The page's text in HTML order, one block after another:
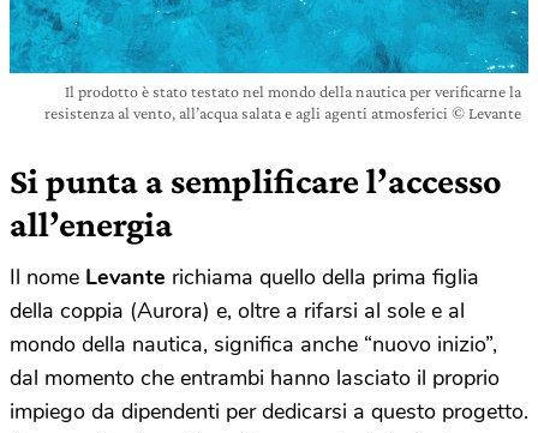
Il prodotto è stato testato nel mondo della nautica per verificarne la
resistenza al vento, all’acqua salata e agli agenti atmosferici © Levante
Si punta a semplificare l’accesso
all’energia
Il nome Levante richiama quello della prima figlia
della coppia (Aurora) e, oltre a rifarsi al sole e al
mondo della nautica, significa anche “nuovo inizio”,
dal momento che entrambi hanno lasciato il proprio
impiego da dipendenti per dedicarsi a questo progetto.